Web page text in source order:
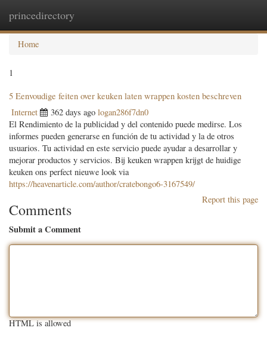
princedirectory
Home
1
5 Eenvoudige feiten over keuken laten wrappen kosten beschreven
Internet 362 days ago logan286f7dn0
El Rendimiento de la publicidad y del contenido puede medirse. Los
informes pueden generarse en función de tu actividad y la de otros
usuarios. Tu actividad en este servicio puede ayudar a desarrollar y
mejorar productos y servicios. Bij keuken wrappen krijgt de huidige
keuken ons perfect nieuwe look via
https://heavenarticle.com/author/cratebongo6-3167549/
Report this page
Comments
Submit a Comment
HTML is allowed